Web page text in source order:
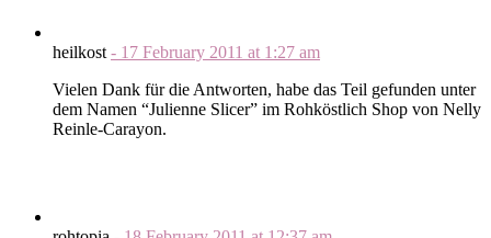
heilkost - 17 February 2011 at 1:27 am
Vielen Dank für die Antworten, habe das Teil gefunden unter
dem Namen “Julienne Slicer” im Rohköstlich Shop von Nelly
Reinle-Carayon.